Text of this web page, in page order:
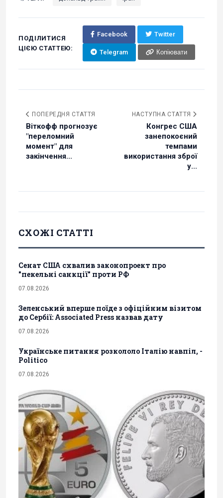
ПОДІЛИТИСЯ
ЦІЄЮ СТАТТЕЮ:
Facebook Twitter
Telegram Копіювати
ПОПЕРЕДНЯ СТАТТЯ
Віткофф прогнозує
"переломний
момент" для
закінчення...
НАСТУПНА СТАТТЯ
Конгрес США
занепокоєний
темпами
використання зброї
у...
СХОЖІ СТАТТІ
Сенат США схвалив законопроект про
"пекельні санкції" проти РФ
07.08.2026
Зеленський вперше поїде з офіційним візитом
до Сербії: Associated Press назвав дату
07.08.2026
Українське питання розкололо Італію навпіл, -
Politico
07.08.2026